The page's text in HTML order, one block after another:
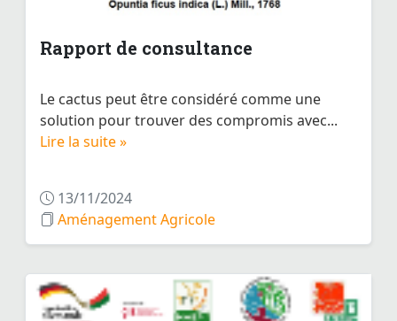
Rapport de consultance
Le cactus peut être considéré comme une
solution pour trouver des compromis avec...
Lire la suite »
13/11/2024
Aménagement Agricole